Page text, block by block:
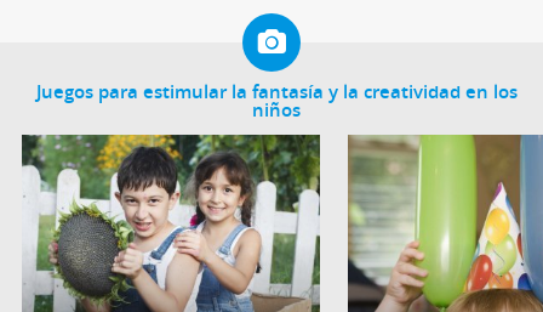
Juegos para estimular la fantasía y la creatividad en los
niños